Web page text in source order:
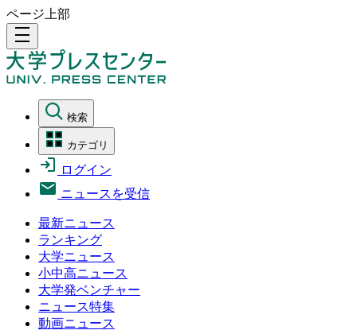
ページ上部
density_medium
検索
カテゴリ
ログイン
ニュースを受信
最新ニュース
ランキング
大学ニュース
小中高ニュース
大学発ベンチャー
ニュース特集
動画ニュース